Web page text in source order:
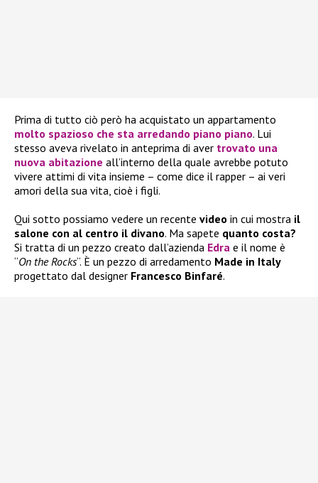
Prima di tutto ciò però ha acquistato un appartamento
molto spazioso che sta arredando piano piano. Lui
stesso aveva rivelato in anteprima di aver trovato una
nuova abitazione all’interno della quale avrebbe potuto
vivere attimi di vita insieme – come dice il rapper – ai veri
amori della sua vita, cioè i figli.
Qui sotto possiamo vedere un recente video in cui mostra il
salone con al centro il divano. Ma sapete quanto costa?
Si tratta di un pezzo creato dall’azienda Edra e il nome è
“On the Rocks“. È un pezzo di arredamento Made in Italy
progettato dal designer Francesco Binfaré.